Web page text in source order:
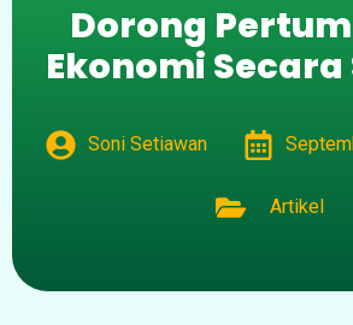
Dorong
Ekonomi
Soni Setiawan
Artikel